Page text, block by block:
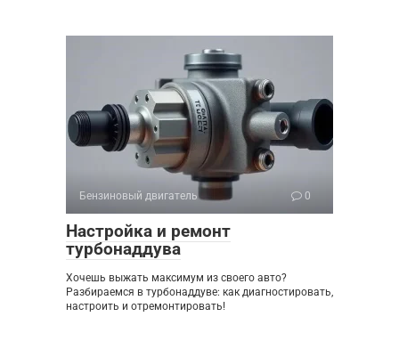
Бензиновый двигатель 0
Настройка и ремонт
турбонаддува
Хочешь выжать максимум из своего авто?
Разбираемся в турбонаддуве: как диагностировать,
настроить и отремонтировать!